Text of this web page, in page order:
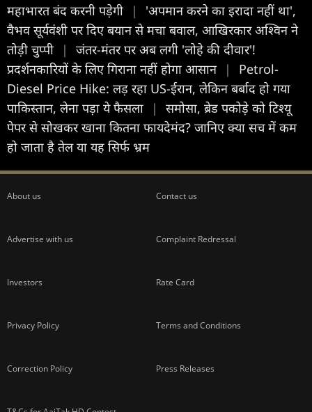
महाभारत बंद करनी पड़ेगी
|
'अपमान करने का इरादा नहीं था',
वैभव सूर्यवंशी पर दिए बयान से मचा बवाल, आखिरकार अश्विन ने
तोड़ी चुप्पी
|
जंतर-मंतर पर अब लगी 'लोहे की दीवार'!
प्रदर्शनकारियों के लिए गिराना नहीं होगा आसान |
Petrol-
Diesel Price Hike: लड़ रहा US-ईरान, लेकिन बर्बाद हो गया
पाकिस्तान, लेना पड़ा ये फैसला
|
समोसा, ब्रेड पकोड़े को टिश्यू
पेपर से सोखकर खाना कितना फायदेमंद? जानिए क्या सच में कम
हो जाता है तेल या यह सिर्फ भ्रम
About us Contact us
Advertise with us Complaint Redressal
Investors Rate Card
Privacy Policy Terms and Conditions
Correction Policy Press Releases